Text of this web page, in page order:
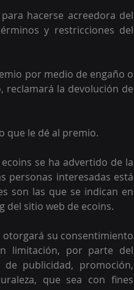
para hacerse acreedora del
y restricciones del
por medio de engaño o
reclamará la devolución de
que le dé al premio.
se ha advertido de la
personas interesadas está
son las que se indican en
del sitio web de ecoins.
otorgará su consentimiento
limitación, por parte del
publicidad, promoción,
que sea con fines